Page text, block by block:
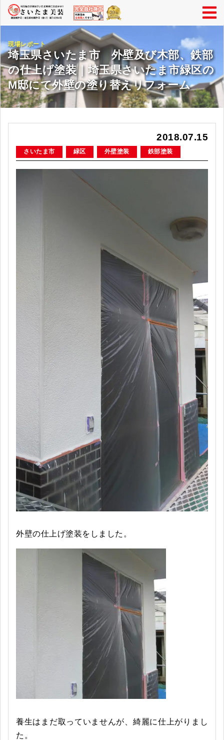
現場レポート
埼玉県さいたま市 外壁及び木部、鉄部
の仕上げ塗装｜埼玉県さいたま市緑区の
M邸にて外壁の塗り替えリフォーム
2018.07.15
さいたま市 緑区 外壁塗装 鉄部塗装
外壁の仕上げ塗装をしました。
養生はまだ取っていませんが、綺麗に仕上がりまし
た。